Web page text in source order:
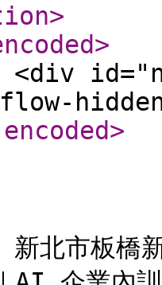
>
>
<div
>
北市板橋